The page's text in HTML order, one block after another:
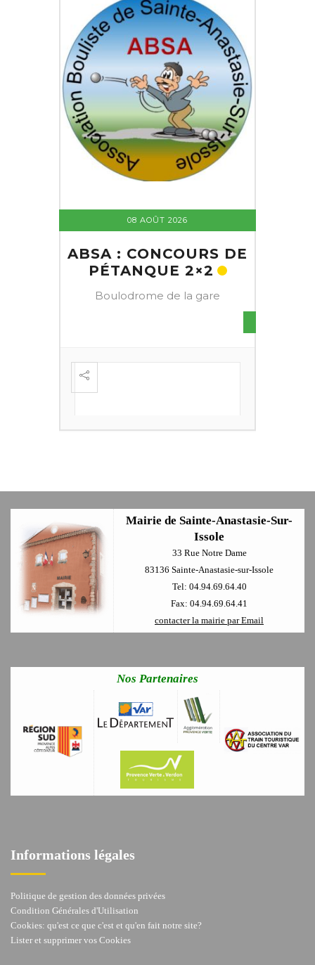
08 AOÛT 2026
ABSA : CONCOURS DE
PÉTANQUE 2×2
Boulodrome de la gare
Mairie de Sainte-Anastasie-Sur-
Issole
33 Rue Notre Dame
83136 Sainte-Anastasie-sur-Issole
Tel: 04.94.69.64.40
Fax: 04.94.69.64.41
contacter la mairie par Email
Nos Partenaires
Informations légales
Politique de gestion des données privées
Condition Générales d'Utilisation
Cookies: qu'est ce que c'est et qu'en fait notre site?
Lister et supprimer vos Cookies